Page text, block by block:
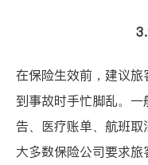
在保险生效前，建议
到事故时手忙脚乱。
告、医疗账单、航班取
大多数保险公司要求